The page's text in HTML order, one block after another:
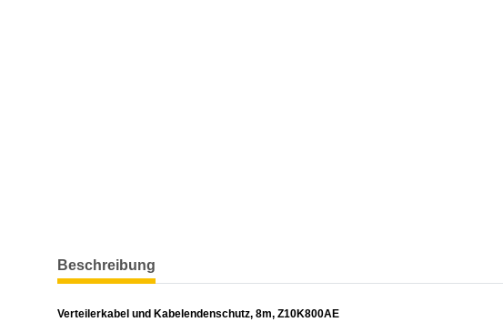
weitere Registerkarten anzeigen
Beschreibung
Verteilerkabel und Kabelendenschutz, 8m, Z10K800AE